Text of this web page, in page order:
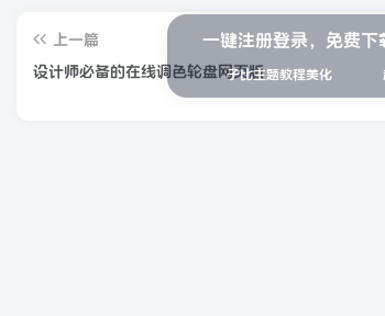
上一篇
设计师必备的在线调色轮盘网页版
一键注册登录，免费下
子比主题教程美化